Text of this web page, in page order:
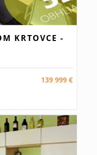
KRTOVCE -
139 999 €